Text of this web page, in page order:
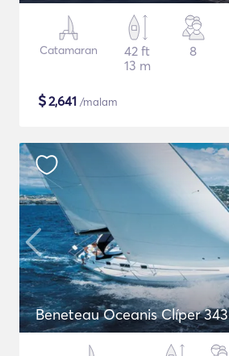
Catamaran
42 ft
13 m
8
$2,641 /malam
Beneteau Oceanis Clíper 343